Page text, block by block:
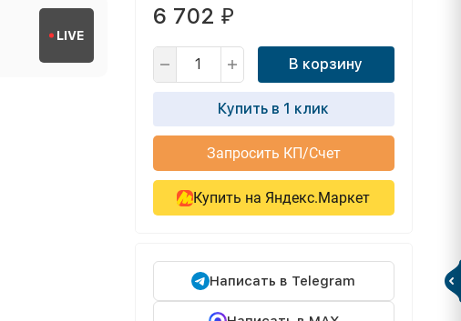
LIVE
6 702 ₽
В корзину
Купить в 1 клик
Запросить КП/Счет
Купить на Яндекс.Маркет
Написать в Telegram